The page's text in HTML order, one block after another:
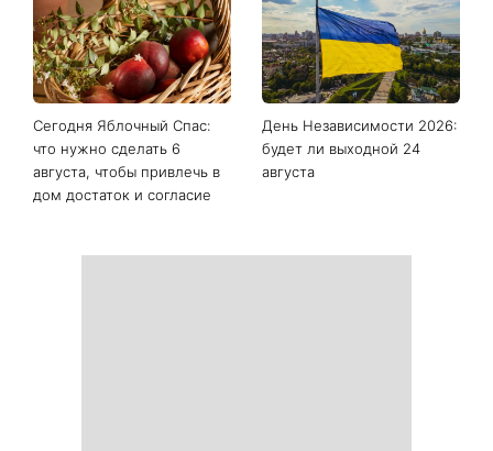
Сегодня Яблочный Спас:
что нужно сделать 6
августа, чтобы привлечь в
дом достаток и согласие
День Независимости 2026:
будет ли выходной 24
августа